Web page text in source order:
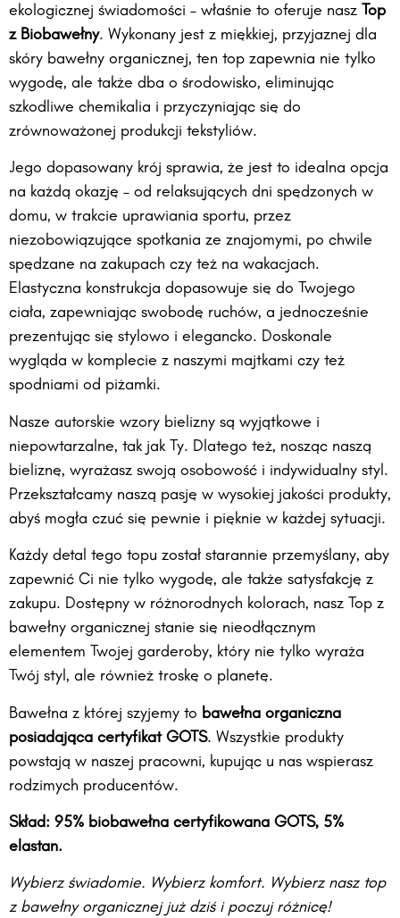
ekologicznej świadomości – właśnie to oferuje nasz Top
z Biobawełny. Wykonany jest z miękkiej, przyjaznej dla
skóry bawełny organicznej, ten top zapewnia nie tylko
wygodę, ale także dba o środowisko, eliminując
szkodliwe chemikalia i przyczyniając się do
zrównoważonej produkcji tekstyliów.
Jego dopasowany krój sprawia, że jest to idealna opcja
na każdą okazję – od relaksujących dni spędzonych w
domu, w trakcie uprawiania sportu, przez
niezobowiązujące spotkania ze znajomymi, po chwile
spędzane na zakupach czy też na wakacjach.
Elastyczna konstrukcja dopasowuje się do Twojego
ciała, zapewniając swobodę ruchów, a jednocześnie
prezentując się stylowo i elegancko. Doskonale
wygląda w komplecie z naszymi majtkami czy też
spodniami od piżamki.
Nasze autorskie wzory bielizny są wyjątkowe i
niepowtarzalne, tak jak Ty. Dlatego też, nosząc naszą
bieliznę, wyrażasz swoją osobowość i indywidualny styl.
Przekształcamy naszą pasję w wysokiej jakości produkty,
abyś mogła czuć się pewnie i pięknie w każdej sytuacji.
Każdy detal tego topu został starannie przemyślany, aby
zapewnić Ci nie tylko wygodę, ale także satysfakcję z
zakupu. Dostępny w różnorodnych kolorach, nasz Top z
bawełny organicznej stanie się nieodłącznym
elementem Twojej garderoby, który nie tylko wyraża
Twój styl, ale również troskę o planetę.
Bawełna z której szyjemy to bawełna organiczna
posiadająca certyfikat GOTS. Wszystkie produkty
powstają w naszej pracowni, kupując u nas wspierasz
rodzimych producentów.
Skład: 95% biobawełna certyfikowana GOTS, 5%
elastan.
Wybierz świadomie. Wybierz komfort. Wybierz nasz top
z bawełny organicznej już dziś i poczuj różnicę!